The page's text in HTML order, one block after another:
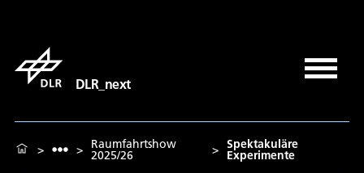
DLR_next
> > Raumfahrtshow
2025/26 > Spektakuläre
Experimente